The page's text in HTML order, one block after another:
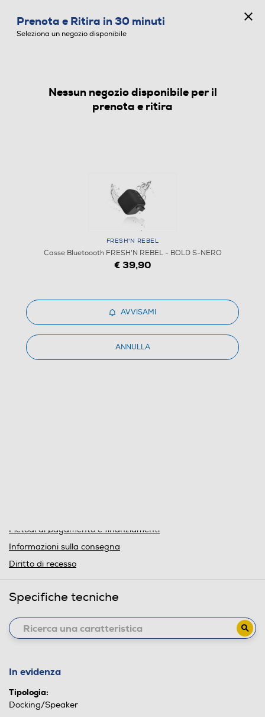
CASSE BLUETOOOTH
FRESH'N REBEL - BOLD S-NERO
Metodi di pagamento e finanziamenti
Informazioni sulla consegna
Diritto di recesso
Specifiche tecniche
In evidenza
Tipologia:
Docking/Speaker
Prenota e Ritira in 30 minuti
Seleziona un negozio disponibile
Nessun negozio disponibile per il
prenota e ritira
FRESH'N REBEL
Casse Bluetoooth FRESH'N REBEL - BOLD S-NERO
€ 39,90
AVVISAMI
ANNULLA